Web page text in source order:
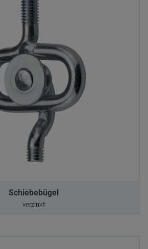
Schiebebügel
verzinkt